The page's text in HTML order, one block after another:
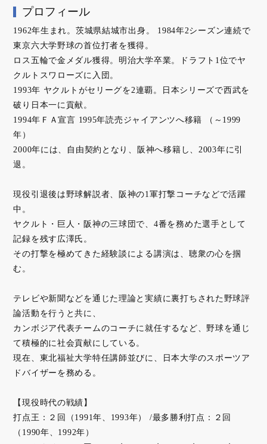
プロフィール
1962年生まれ。茨城県結城市出身。 1984年2シーズン連続で
東京六大学野球の首位打者を獲得。
ロス五輪で金メダル獲得。明治大学卒業。ドラフト1位でヤ
クルトスワローズに入団。
1993年 ヤクルトがセリーグを2連覇。日本シリーズで西武を
破り日本一に貢献。
1994年ＦＡ宣言 1995年読売ジャイアンツへ移籍 （～1999
年）
2000年には、自由契約となり、阪神へ移籍し、2003年に引
退。
現役引退後は野球解説者、阪神の1軍打撃コーチなどで活躍
中。
ヤクルト・巨人・阪神の三球団で、4番を務めた選手として
記録を残す広澤氏。
その打撃を極めてきた経験談による講演は、聴衆の心を掴
む。
テレビや新聞などを通じた理論と実績に裏打ちされた野球評
論活動を行うと共に、
カンボジア代表チームのコーチに就任するなど、野球を通じ
て積極的に社会貢献にしている。
現在、東北福祉大学特任講師並びに、日本大学のスポーツア
ドバイザーを務める。
【現役時代の戦績】
打点王：２回（1991年、1993年） /最多勝利打点：２回
（1990年、1992年）